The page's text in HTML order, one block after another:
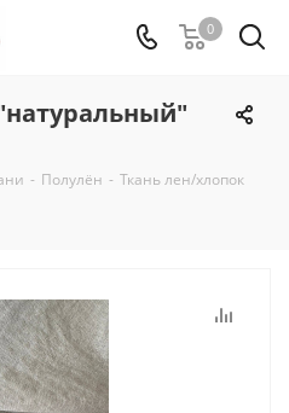
0
- Полулён - Ткань лен/хлопок